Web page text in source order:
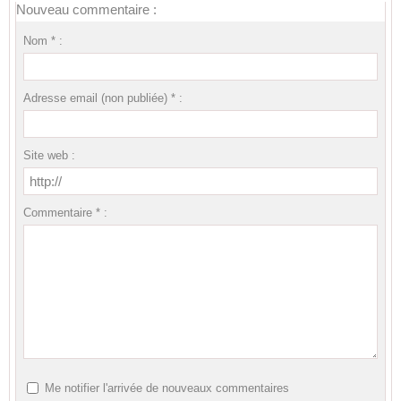
Nouveau commentaire :
Nom * :
Adresse email (non publiée) * :
Site web :
Commentaire * :
Me notifier l'arrivée de nouveaux commentaires